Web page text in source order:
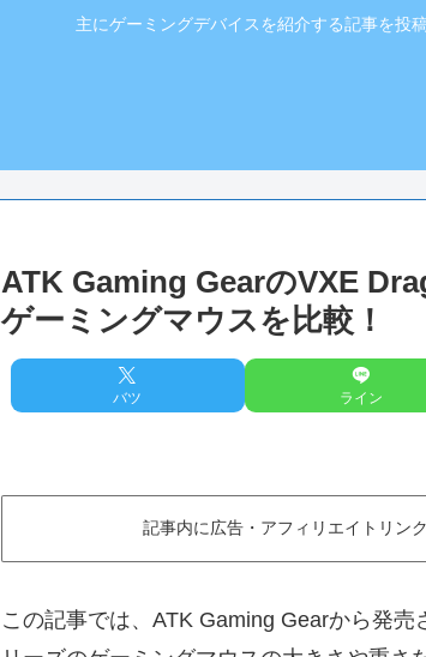
主にゲーミングデバイスを紹介する記事を投
ATK Gaming GearのVXE
ゲーミングマウスを比較！
バツ ライン
記事内に広告・アフィリエイトリン
この記事では、ATK Gaming Gearから発